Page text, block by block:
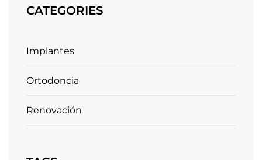
CATEGORIES
Implantes
Ortodoncia
Renovación